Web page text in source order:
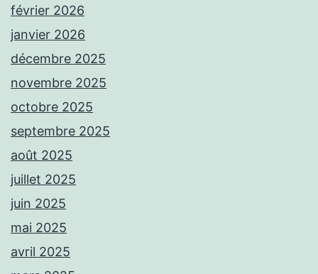
février 2026
janvier 2026
décembre 2025
novembre 2025
octobre 2025
septembre 2025
août 2025
juillet 2025
juin 2025
mai 2025
avril 2025